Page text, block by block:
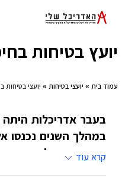
יועץ בטיחות
עמוד בית » יועצי בטיחות » יועצי בטיחות
בעבר אדריכלות היתה
במהלך השנים נכנסו
מתוך אדריכלות והפכו
קרא עוד